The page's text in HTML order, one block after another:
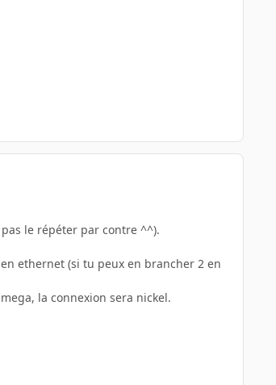
le répéter par contre ^^).
ethernet (si tu peux en brancher 2 en
la connexion sera nickel.